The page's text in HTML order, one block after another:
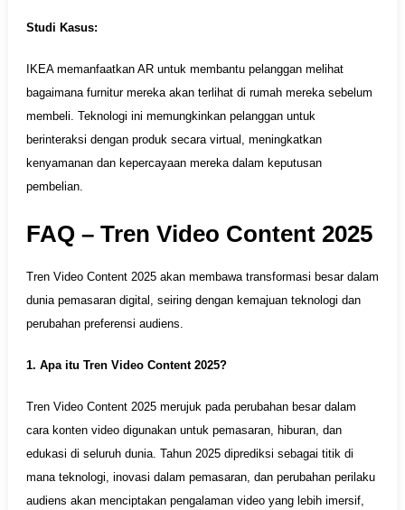
Studi Kasus:
IKEA memanfaatkan AR untuk membantu pelanggan melihat
bagaimana furnitur mereka akan terlihat di rumah mereka sebelum
membeli. Teknologi ini memungkinkan pelanggan untuk
berinteraksi dengan produk secara virtual, meningkatkan
kenyamanan dan kepercayaan mereka dalam keputusan
pembelian.
FAQ – Tren Video Content 2025
Tren Video Content 2025 akan membawa transformasi besar dalam
dunia pemasaran digital, seiring dengan kemajuan teknologi dan
perubahan preferensi audiens.
1. Apa itu Tren Video Content 2025?
Tren Video Content 2025 merujuk pada perubahan besar dalam
cara konten video digunakan untuk pemasaran, hiburan, dan
edukasi di seluruh dunia. Tahun 2025 diprediksi sebagai titik di
mana teknologi, inovasi dalam pemasaran, dan perubahan perilaku
audiens akan menciptakan pengalaman video yang lebih imersif,